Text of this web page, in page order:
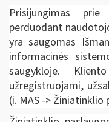
Prisijungimas
perduodant
yra saugomas
informacinės
saugykloje.
užregistruojami,
(i. MAS ->